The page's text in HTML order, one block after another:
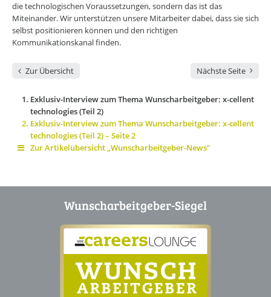
die technologischen Voraussetzungen, sondern das ist das
Miteinander. Wir unterstützen unsere Mitarbeiter dabei, dass sie sich
selbst positionieren können und den richtigen
Kommunikationskanal finden.
Zur Übersicht Nächste Seite
Exklusiv-Interview zum Thema Wunscharbeitgeber: x-cellent
technologies (Teil 2)
Exklusiv-Interview zum Thema Wunscharbeitgeber: x-cellent
technologies (Teil 2) – Seite 2
Zur Artikelübersicht „Wunscharbeitgeber-News“
Wunscharbeitgeber-Siegel